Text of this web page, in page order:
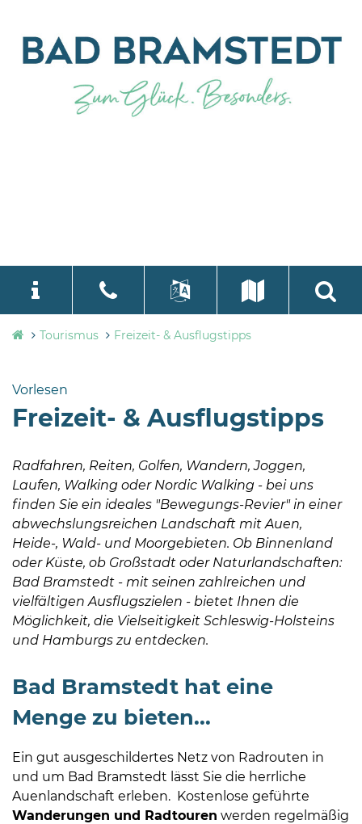
Tourismusbüro
Bramstedt
Bleeck 15-
Bramstedt
http://www.bad-
bramstedt.de
language
Tourismus Freizeit- & Ausflugstipps
Vorlesen
Freizeit- & Ausflugstipps
Radfahren, Reiten, Golfen, Wandern, Joggen,
Laufen, Walking oder Nordic Walking - bei uns
finden Sie ein ideales "Bewegungs-Revier" in einer
abwechslungsreichen Landschaft mit Auen,
Heide-, Wald- und Moorgebieten. Ob Binnenland
oder Küste, ob Großstadt oder Naturlandschaften:
Bad Bramstedt - mit seinen zahlreichen und
vielfältigen Ausflugszielen - bietet Ihnen die
Möglichkeit, die Vielseitigkeit Schleswig-Holsteins
und Hamburgs zu entdecken.
Bad Bramstedt hat eine
Menge zu bieten...
Ein gut ausgeschildertes Netz von Radrouten in
und um Bad Bramstedt lässt Sie die herrliche
Auenlandschaft erleben. Kostenlose geführte
Wanderungen und Radtouren werden regelmäßig